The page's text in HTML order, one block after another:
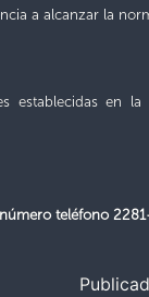
a alcanzar la
establecidas en
teléfono